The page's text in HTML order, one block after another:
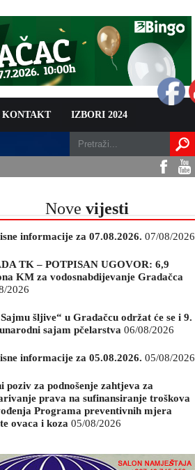
KONTAKT IZBORI 2024
Nove vijesti
informacije za 07.08.2026. 07/08/2026
TK – POTPISAN UGOVOR: 6,9
KM za vodosnabdijevanje Gradačca
2026
šljive“ u Gradačcu održat će se i 9.
sajam pčelarstva 06/08/2026
informacije za 05.08.2026. 05/08/2026
poziv za podnošenje zahtjeva za
prava na sufinansiranje troškova
Programa preventivnih mjera
ovaca i koza 05/08/2026